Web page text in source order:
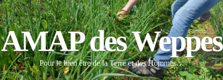
AMAP des Weppes
Pour le bien être de la Terre et des Hommes…